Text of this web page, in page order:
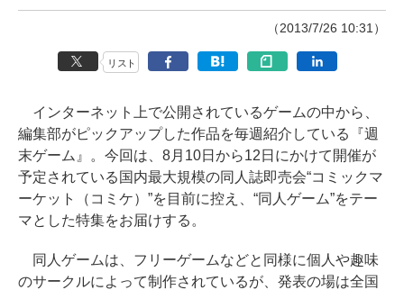
（2013/7/26 10:31）
リスト
インターネット上で公開されているゲームの中から、
編集部がピックアップした作品を毎週紹介している『週
末ゲーム』。今回は、8月10日から12日にかけて開催が
予定されている国内最大規模の同人誌即売会“コミックマ
ーケット（コミケ）”を目前に控え、“同人ゲーム”をテー
マとした特集をお届けする。
同人ゲームは、フリーゲームなどと同様に個人や趣味
のサークルによって制作されているが、発表の場は全国